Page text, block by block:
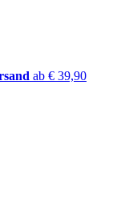
ab € 39,90